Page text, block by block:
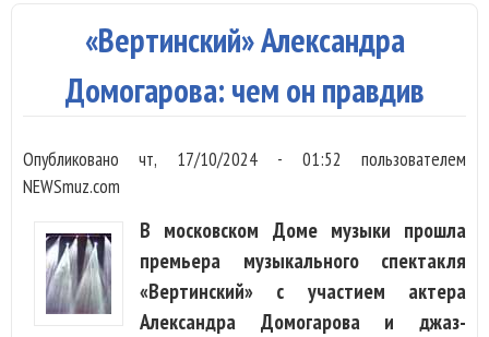
«Вертинский» Александра
Домогарова: чем он правдив
Опубликованочт, 17/10/2024 - 01:52 пользователем
NEWSmuz.com
В московском Доме музыки прошла
премьера музыкального спектакля
«Вертинский» с участием актера
Александра Домогарова и джаз-